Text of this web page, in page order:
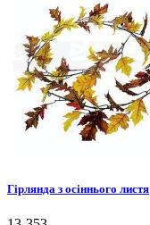
Гірлянда з осіннього листя